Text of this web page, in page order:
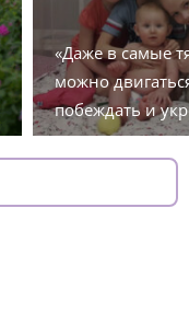
«Даже в самые
можно
побеждать и